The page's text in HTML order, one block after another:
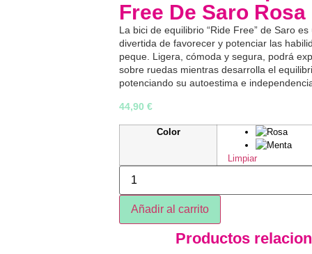
Free De Saro Rosa
La bici de equilibrio “Ride Free” de Saro
divertida de favorecer y potenciar las
peque. Ligera, cómoda y segura, podrá
sobre ruedas mientras desarrolla el
potenciando su autoestima e
44,90 €
Color
Limpiar
Añadir al carrito
Productos